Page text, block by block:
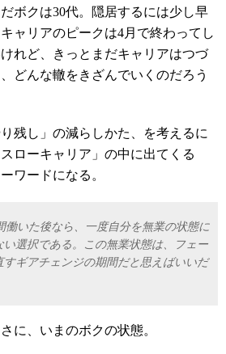
ボクは30代。隠居するには少し早
ャリアのピークは4月で終わってし
れど、きっとまだキャリアはつづ
どんな轍をきざんでいくのだろう
残し」の減らしかた、を考えるに
ローキャリア」の中に出てくる
ワードになる。
働いた後なら、一度自分を無業の状態に
い選択である。この無業状態は、フェー
すギアチェンジの期間だと思えばいいだ
に、いまのボクの状態。